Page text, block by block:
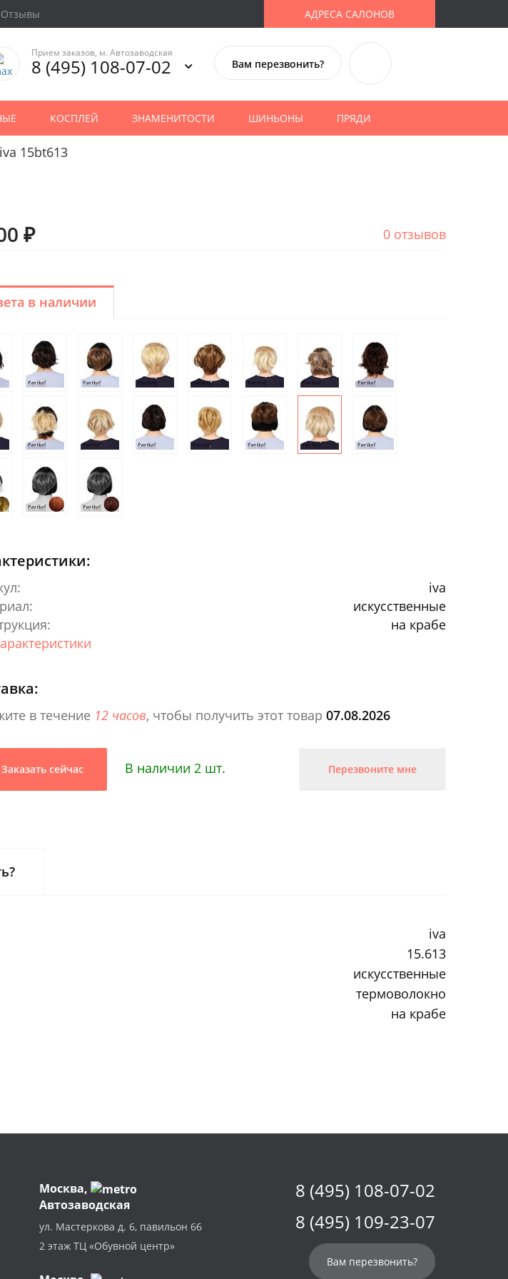
Отзывы АДРЕСА САЛОНОВ
Прием заказов, м. Автозаводская
8 (495) 108-07-02 Вам перезвонить?
КОСПЛЕЙ ЗНАМЕНИТОСТИ ШИНЬОНЫ ПРЯДИ
15bt613
₽ 0 отзывов
в наличии
iva
искусственные
на крабе
в течение 12 часов, чтобы получить этот товар 07.08.2026
Заказать сейчас В наличии 2 шт. Перезвоните мне
iva
15.613
искусственные
термоволокно
на крабе
Москва,
Автозаводская
ул. Мастеркова д. 6, павильон 66
2 этаж ТЦ «Обувной центр»
8 (495) 108-07-02
8 (495) 109-23-07
Вам перезвонить?